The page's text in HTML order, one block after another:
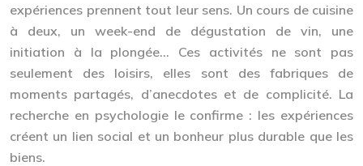
expériences prennent tout leur sens. Un cours de cuisine
à deux, un week-end de dégustation de vin, une
initiation à la plongée… Ces activités ne sont pas
seulement des loisirs, elles sont des fabriques de
moments partagés, d’anecdotes et de complicité. La
recherche en psychologie le confirme : les expériences
créent un lien social et un bonheur plus durable que les
biens.